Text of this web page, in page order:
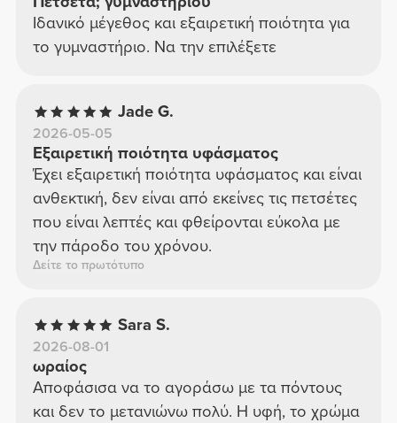
Ιδανικό μέγεθος και εξαιρετική ποιότητα για
το γυμναστήριο. Να την επιλέξετε
Jade G.
2026-05-05
Εξαιρετική ποιότητα υφάσματος
Έχει εξαιρετική ποιότητα υφάσματος και είναι
ανθεκτική, δεν είναι από εκείνες τις πετσέτες
που είναι λεπτές και φθείρονται εύκολα με
την πάροδο του χρόνου.
Δείτε το πρωτότυπο
Sara S.
2026-08-01
ωραίος
Αποφάσισα να το αγοράσω με τα πόντους
και δεν το μετανιώνω πολύ. Η υφή, το χρώμα